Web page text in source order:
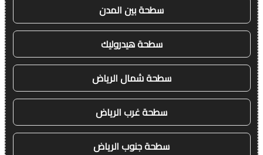
سطحة بين المدن
سطحة هيدروليك
سطحة شمال الرياض
سطحة غرب الرياض
سطحة جنوب الرياض